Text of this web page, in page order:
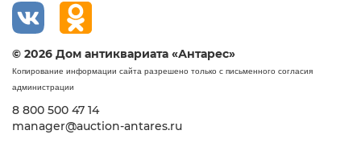
© 2026 Дом антиквариата «Антарес»
Копирование информации сайта разрешено только с письменного согласия
администрации
8 800 500 47 14
manager@auction-antares.ru